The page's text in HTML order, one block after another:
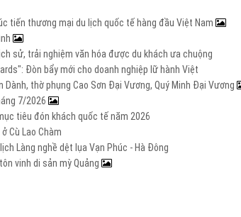
tiến thương mại du lịch quốc tế hàng đầu Việt Nam
sử, trải nghiệm văn hóa được du khách ưa chuộng
Đòn bẩy mới cho doanh nghiệp lữ hành Việt
thờ phụng Cao Sơn Đại Vương, Quý Minh Đại Vương
7/2026
tiêu đón khách quốc tế năm 2026
Cù Lao Chàm
Làng nghề dệt lụa Vạn Phúc - Hà Đông
vinh di sản mỳ Quảng